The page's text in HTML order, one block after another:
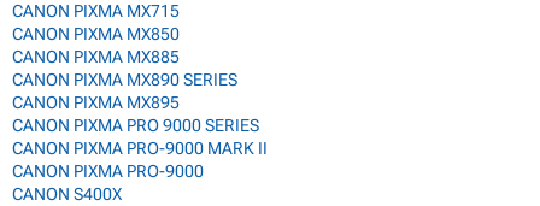
CANON PIXMA MX715
CANON PIXMA MX850
CANON PIXMA MX885
CANON PIXMA MX890 SERIES
CANON PIXMA MX895
CANON PIXMA PRO 9000 SERIES
CANON PIXMA PRO-9000 MARK II
CANON PIXMA PRO-9000
CANON S400X